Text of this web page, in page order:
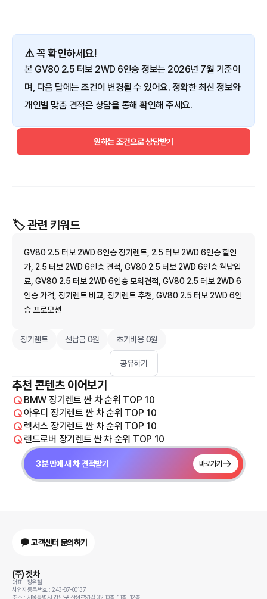
⚠️ 꼭 확인하세요!
본 GV80 2.5 터보 2WD 6인승 정보는 2026년 7월 기준이
며, 다음 달에는 조건이 변경될 수 있어요. 정확한 최신 정보와
개인별 맞춤 견적은 상담을 통해 확인해 주세요.
원하는 조건으로 상담받기
🏷️ 관련 키워드
GV80 2.5 터보 2WD 6인승 장기렌트, 2.5 터보 2WD 6인승 할인
가, 2.5 터보 2WD 6인승 견적, GV80 2.5 터보 2WD 6인승 월납입
료, GV80 2.5 터보 2WD 6인승 모의견적, GV80 2.5 터보 2WD 6
인승 가격, 장기렌트 비교, 장기렌트 추천, GV80 2.5 터보 2WD 6인
승 프로모션
장기렌트 선납금 0원 초기비용 0원
공유하기
추천 콘텐츠 이어보기
BMW 장기렌트 싼 차 순위 TOP 10
아우디 장기렌트 싼 차 순위 TOP 10
렉서스 장기렌트 싼 차 순위 TOP 10
랜드로버 장기렌트 싼 차 순위 TOP 10
3분 만에 새 차 견적받기 바로가기
고객센터 문의하기
(주) 겟차
대표 : 정유철
사업자등록번호 : 243-87-00137
주소 : 서울특별시 강남구 삼성로91길 32 10층, 11층, 12층